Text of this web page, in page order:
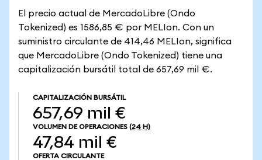
El precio actual de MercadoLibre (Ondo
Tokenized) es 1586,85 € por MELIon. Con un
suministro circulante de 414,46 MELIon, significa
que MercadoLibre (Ondo Tokenized) tiene una
capitalización bursátil total de 657,69 mil €.
CAPITALIZACIÓN BURSÁTIL
657,69 mil €
VOLUMEN DE OPERACIONES (24 H)
47,84 mil €
OFERTA CIRCULANTE